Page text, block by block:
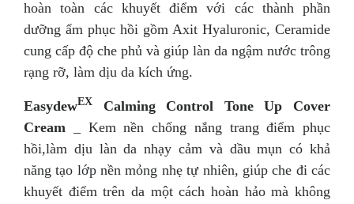
hoàn toàn các khuyết điểm với các thành phần
dưỡng ẩm phục hồi gồm Axit Hyaluronic, Ceramide
cung cấp độ che phủ và giúp làn da ngậm nước trông
rạng rỡ, làm dịu da kích ứng.
EasydewEX
Calming Control Tone Up Cover
Cream _ Kem nền chống nắng trang điểm phục
hồi,làm dịu làn da nhạy cảm và dầu mụn có khả
năng tạo lớp nền mỏng nhẹ tự nhiên, giúp che đi các
khuyết điểm trên da một cách hoàn hảo mà không